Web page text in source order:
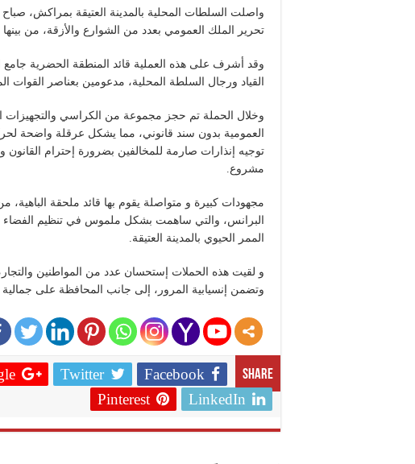
تحرير الملك العمومي بعدد من الشوارع والأزقة، من
وقد أشرف على هذه العملية قائد المنطقة الحضرية جامع
القياد ورجال السلطة المحلية، مدعومين بعناصر القوات
وخلال الحملة تم حجز مجموعة من الكراسي والتجهيزات
العمومية بدون سند قانوني، مما يشكل عرقلة واضحة
توجيه إنذارات صارمة للمخالفين بضرورة إحترام
مشروع.
مجهودات كبيرة و متواصلة يقوم بها قائد ملحقة
البرانس، والتي ساهمت بشكل ملموس في تنظيم الفضاء
الممر الحيوي بالمدينة العتيقة.
و لقيت هذه الحملات إستحسان عدد من المواطنين والتجار،
وتضمن إنسيابية المرور، إلى جانب المحافظة على جمالية
Share
Facebook
Twitter
+
LinkedIn
Pinterest